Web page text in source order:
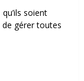
soient
gérer toutes